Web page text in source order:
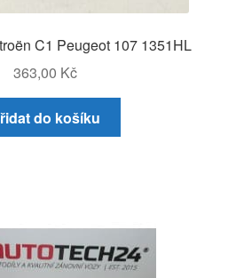
C1 Peugeot 107 1351HL
363,00 Kč
do košíku